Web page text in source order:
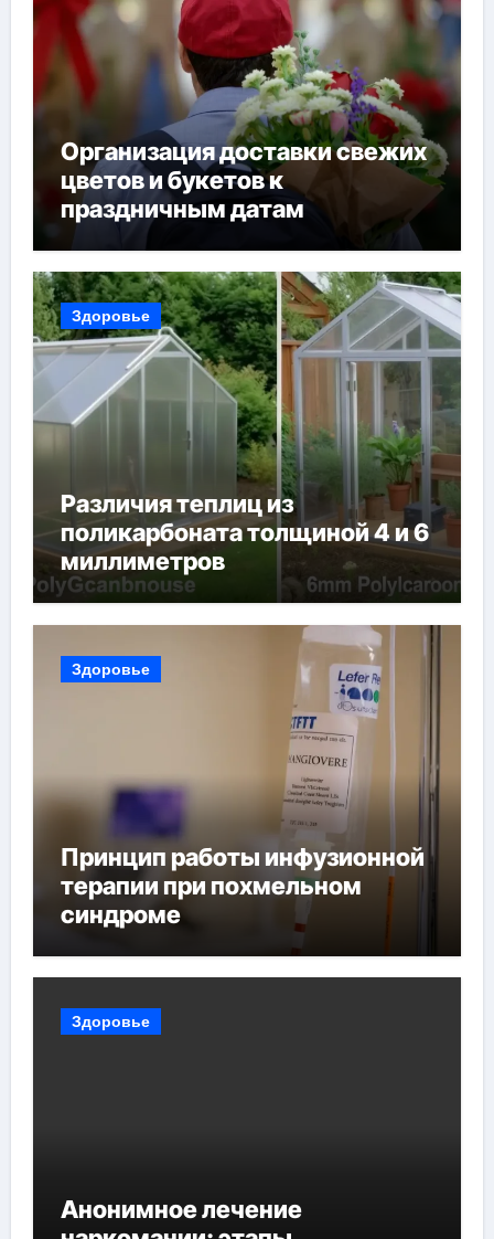
Организация доставки свежих
цветов и букетов к
праздничным датам
Здоровье
Различия теплиц из
поликарбоната толщиной 4 и 6
миллиметров
Здоровье
Принцип работы инфузионной
терапии при похмельном
синдроме
Здоровье
Анонимное лечение